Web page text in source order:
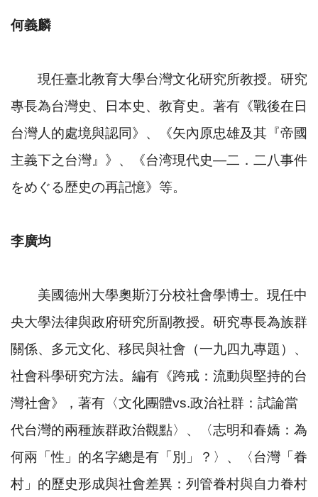
何義麟
現任臺北教育大學台灣文化研究所教授。研究
專長為台灣史、日本史、教育史。著有《戰後在日
台灣人的處境與認同》、《矢內原忠雄及其『帝國
主義下之台灣』》、《台湾現代史—二．二八事件
をめぐる歴史の再記憶》等。
李廣均
美國德州大學奧斯汀分校社會學博士。現任中
央大學法律與政府研究所副教授。研究專長為族群
關係、多元文化、移民與社會（一九四九專題）、
社會科學研究方法。編有《跨戒：流動與堅持的台
灣社會》，著有〈文化團體vs.政治社群：試論當
代台灣的兩種族群政治觀點〉、〈志明和春嬌：為
何兩「性」的名字總是有「別」？〉、〈台灣「眷
村」的歷史形成與社會差異：列管眷村與自力眷村